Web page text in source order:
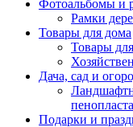
Фотоальбомы и
Рамки
Товары для дома
Товары
Дача, сад и
пенопласта
Подарки и